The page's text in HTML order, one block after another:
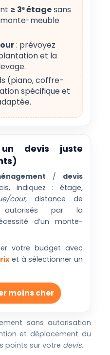
≥ 3ᵉ étagesans
meuble
: prévoyez
et la
(piano, coffre-
spécifique et
devis juste
/ devis
indiquez : étage,
cour, distance de
autorisés par la
d’un monte-
votre budget avec
et à sélectionner un
moins cher
sans autorisation
et déplacement du
points sur votre devis.